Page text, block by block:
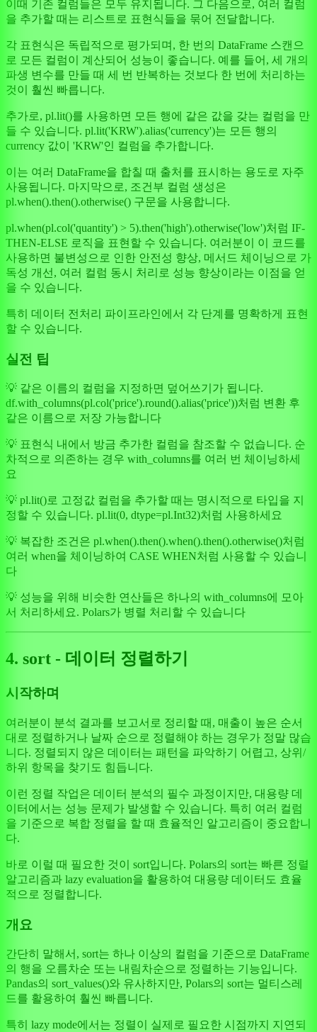
이때 기존 컬럼들은 모두 유지됩니다. 그 다음으로, 여러 컬럼
을 추가할 때는 리스트로 표현식들을 묶어 전달합니다.
각 표현식은 독립적으로 평가되며, 한 번의 DataFrame 스캔으
로 모든 컬럼이 계산되어 성능이 좋습니다. 예를 들어, 세 개의
파생 변수를 만들 때 세 번 반복하는 것보다 한 번에 처리하는
것이 훨씬 빠릅니다.
추가로, pl.lit()를 사용하면 모든 행에 같은 값을 갖는 컬럼을 만
들 수 있습니다. pl.lit('KRW').alias('currency')는 모든 행의
currency 값이 'KRW'인 컬럼을 추가합니다.
이는 여러 DataFrame을 합칠 때 출처를 표시하는 용도로 자주
사용됩니다. 마지막으로, 조건부 컬럼 생성은
pl.when().then().otherwise() 구문을 사용합니다.
pl.when(pl.col('quantity') > 5).then('high').otherwise('low')처럼 IF-
THEN-ELSE 로직을 표현할 수 있습니다. 여러분이 이 코드를
사용하면 불변성으로 인한 안전성 향상, 메서드 체이닝으로 가
독성 개선, 여러 컬럼 동시 처리로 성능 향상이라는 이점을 얻
을 수 있습니다.
특히 데이터 전처리 파이프라인에서 각 단계를 명확하게 표현
할 수 있습니다.
실전 팁
💡 같은 이름의 컬럼을 지정하면 덮어쓰기가 됩니다.
df.with_columns(pl.col('price').round().alias('price'))처럼 변환 후
같은 이름으로 저장 가능합니다
💡 표현식 내에서 방금 추가한 컬럼을 참조할 수 없습니다. 순
차적으로 의존하는 경우 with_columns를 여러 번 체이닝하세
요
💡 pl.lit()로 고정값 컬럼을 추가할 때는 명시적으로 타입을 지
정할 수 있습니다. pl.lit(0, dtype=pl.Int32)처럼 사용하세요
💡 복잡한 조건은 pl.when().then().when().then().otherwise()처럼
여러 when을 체이닝하여 CASE WHEN처럼 사용할 수 있습니
다
💡 성능을 위해 비슷한 연산들은 하나의 with_columns에 모아
서 처리하세요. Polars가 병렬 처리할 수 있습니다
4. sort - 데이터 정렬하기
시작하며
여러분이 분석 결과를 보고서로 정리할 때, 매출이 높은 순서
대로 정렬하거나 날짜 순으로 정렬해야 하는 경우가 정말 많습
니다. 정렬되지 않은 데이터는 패턴을 파악하기 어렵고, 상위/
하위 항목을 찾기도 힘듭니다.
이런 정렬 작업은 데이터 분석의 필수 과정이지만, 대용량 데
이터에서는 성능 문제가 발생할 수 있습니다. 특히 여러 컬럼
을 기준으로 복합 정렬을 할 때 효율적인 알고리즘이 중요합니
다.
바로 이럴 때 필요한 것이 sort입니다. Polars의 sort는 빠른 정렬
알고리즘과 lazy evaluation을 활용하여 대용량 데이터도 효율
적으로 정렬합니다.
개요
간단히 말해서, sort는 하나 이상의 컬럼을 기준으로 DataFrame
의 행을 오름차순 또는 내림차순으로 정렬하는 기능입니다.
Pandas의 sort_values()와 유사하지만, Polars의 sort는 멀티스레
드를 활용하여 훨씬 빠릅니다.
특히 lazy mode에서는 정렬이 실제로 필요한 시점까지 지연되